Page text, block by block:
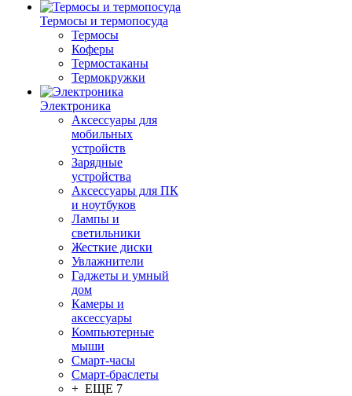
Термосы и термопосуда
Термосы
Коферы
Термостаканы
Термокружки
Электроника
Аксессуары для
мобильных
устройств
Зарядные
устройства
Аксессуары для ПК
и ноутбуков
Лампы и
светильники
Жесткие диски
Увлажнители
Гаджеты и умный
дом
Камеры и
аксессуары
Компьютерные
мыши
Смарт-часы
Смарт-браслеты
+ ЕЩЕ 7